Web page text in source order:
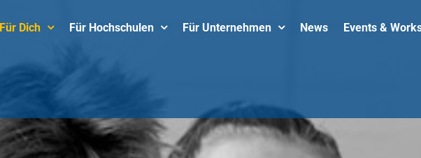
Für Dich Für Hochschulen Für Unternehmen News Events &